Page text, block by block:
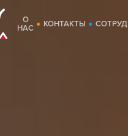
О
НАС
КОНТАКТЫ